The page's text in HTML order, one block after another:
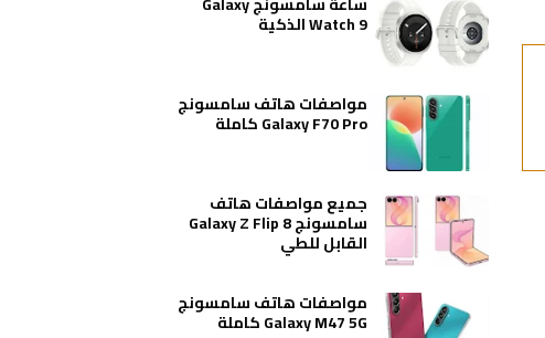
Watch 9 الذكية
مواصفات هاتف سامسونج
Galaxy F70 Pro كاملة
جميع مواصفات هاتف
سامسونج Galaxy Z Flip 8
القابل للطي
مواصفات هاتف سامسونج
Galaxy M47 5G كاملة